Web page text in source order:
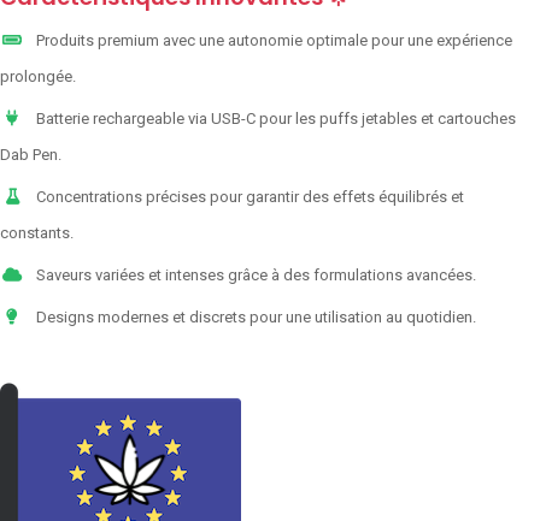
Produits premium avec une autonomie optimale pour une expérience
prolongée.
Batterie rechargeable via USB-C pour les puffs jetables et cartouches
Dab Pen.
Concentrations précises pour garantir des effets équilibrés et
constants.
Saveurs variées et intenses grâce à des formulations avancées.
Designs modernes et discrets pour une utilisation au quotidien.